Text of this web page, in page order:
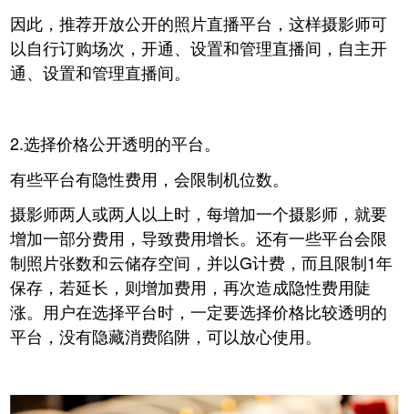
因此，推荐开放公开的照片直播平台，这样摄影师可
以自行订购场次，开通、设置和管理直播间，自主开
通、设置和管理直播间。
2.选择价格公开透明的平台。
有些平台有隐性费用，会限制机位数。
摄影师两人或两人以上时，每增加一个摄影师，就要
增加一部分费用，导致费用增长。还有一些平台会限
制照片张数和云储存空间，并以G计费，而且限制1年
保存，若延长，则增加费用，再次造成隐性费用陡
涨。用户在选择平台时，一定要选择价格比较透明的
平台，没有隐藏消费陷阱，可以放心使用。